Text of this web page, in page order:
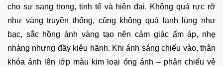
cho sự sang trọng, tinh tế và hiện đại. Không quá rực rỡ
như vàng truyền thống, cũng không quá lạnh lùng như
bạc, sắc hồng ánh vàng tạo nên cảm giác ấm áp, nhẹ
nhàng nhưng đầy kiêu hãnh. Khi ánh sáng chiếu vào, thân
khóa ánh lên lớp màu kim loại óng ánh – phản chiếu vẻ